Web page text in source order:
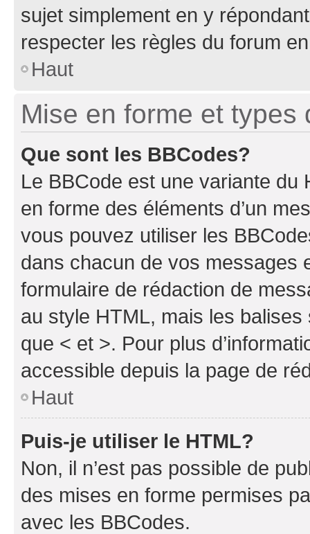
sujet simplement en y
respecter les règles du forum
Haut
Mise en forme et types
Que sont les BBCodes?
Le BBCode est une variante du
en forme des éléments d’un
vous pouvez utiliser les
dans chacun de vos messages
formulaire de rédaction de
au style HTML, mais les
que < et >. Pour plus
accessible depuis la page de
Haut
Puis-je utiliser le HTML?
Non, il n’est pas possible de
des mises en forme permises
avec les BBCodes.